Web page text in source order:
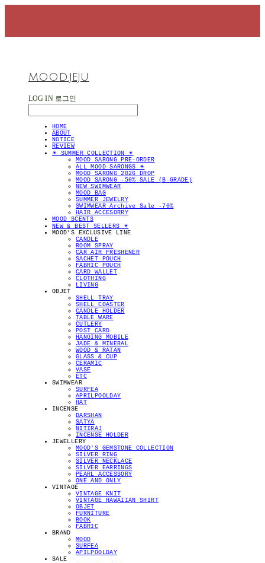
MOOD.JEJU
LOG IN 로그인
HOME
ABOUT
NOTICE
REVIEW
✴︎ SUMMER COLLECTION ✴︎
MOOD SARONG PRE-ORDER
ALL MOOD SARONGS ✴︎
MOOD SARONG 2026 DROP
MOOD SARONG -50% SALE (B-GRADE)
NEW SWIMWEAR
MOOD BAG
SUMMER JEWELRY
SWIMWEAR Archive Sale -70%
HAIR ACCESORRY
MOOD SCENTS
NEW & BEST SELLERS ✴︎
MOOD'S EXCLUSIVE LINE
CANDLE
ROOM SPRAY
CAR AIR FRESHENER
SACHET POUCH
FABRIC POUCH
CARD WALLET
CLOTHING
LIVING
OBJET
SHELL TRAY
SHELL COASTER
CANDLE HOLDER
TABLE WARE
CUTLERY
POST CARD
HANGING MOBILE
JADE & MINERAL
WOOD & RATAN
GLASS & CUP
CERAMIC
VASE
ETC
SWIMWEAR
SURFEA
APRILPOOLDAY
HAT
INCENSE
DARSHAN
SATYA
NITIRAJ
INCENSE HOLDER
JEWELLERY
MOOD'S GEMSTONE COLLECTION
SILVER RING
SILVER NECKLACE
SILVER EARRINGS
PEARL ACCESSORY
ONE AND ONLY
VINTAGE
VINTAGE KNIT
VINTAGE HAWAIIAN SHIRT
OBJET
FURNITURE
BOOK
FABRIC
BRAND
MOOD
SURFEA
APILPOOLDAY
SALE